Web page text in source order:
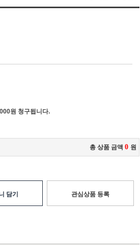
원 청구됩니다.
총 상품 금액 0 원
담기 관심상품 등록